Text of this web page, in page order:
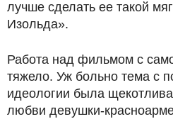
лучше сделать ее такой
Изольда».
Работа над фильмом с
тяжело. Уж больно тема с
идеологии была
любви девушки-